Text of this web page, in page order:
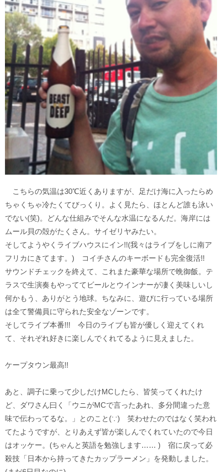
こちらの気温は30℃近くありますが、足だけ海に入ったらめ
ちゃくちゃ冷たくてびっくり。よく見たら、ほとんど誰も泳い
でない(笑)。どんな仕組みでそんな水温になるんだ。海岸には
ムール貝の殻がたくさん。サイゼリヤみたい。
そしてようやくライブハウスにイン!!(我々はライブをしに南ア
フリカにきてます。) コイチさんのキーボードも完全復活!!
サウンドチェックを終えて、これまた豪華な場所で晩御飯。テ
ラスで生演奏もやっててビールとウインナーが凄く美味しいし
何かもう、ありがとう地球。ちなみに、遊びに行っている場所
は全て警備員に守られた安全なゾーンです。
そしてライブ本番!!! 今日のライブも皆が優しく迎えてくれ
て、それぞれ好きに楽しんでくれてるように見えました。
ケープタウン最高!!
あと、調子に乗って少しだけMCしたら、皆笑ってくれたけ
ど、ダワさん曰く「ウニがMCで言ったあれ、多分間違った意
味で伝わってるな。」とのこと(∵) 笑わせたのではなく笑われ
てたようですが、とりあえず皆が楽しんでくれていたので今日
はオッケー。(ちゃんと英語を勉強します…… ) 宿に戻って必
殺技「日本から持ってきたカップラーメン」を発動しました。